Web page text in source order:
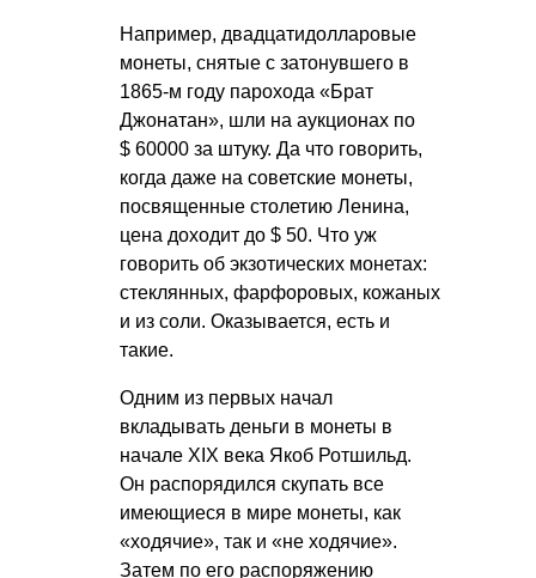
Например, двадцатидолларовые
монеты, снятые с затонувшего в
1865-м году парохода «Брат
Джонатан», шли на аукционах по
$ 60000 за штуку. Да что говорить,
когда даже на советские монеты,
посвященные столетию Ленина,
цена доходит до $ 50. Что уж
говорить об экзотических монетах:
стеклянных, фарфоровых, кожаных
и из соли. Оказывается, есть и
такие.
Одним из первых начал
вкладывать деньги в монеты в
начале XIX века Якоб Ротшильд.
Он распорядился скупать все
имеющиеся в мире монеты, как
«ходячие», так и «не ходячие».
Затем по его распоряжению